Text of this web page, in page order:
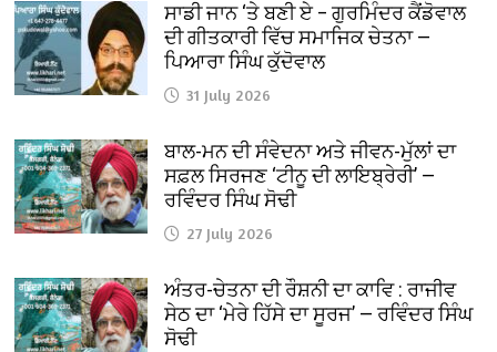
ਸਾਡੀ ਜਾਨ ‘ਤੇ ਬਣੀ ਏ – ਗੁਰਮਿੰਦਰ ਕੈਂਡੋਵਾਲ
ਦੀ ਗੀਤਕਾਰੀ ਵਿੱਚ ਸਮਾਜਿਕ ਚੇਤਨਾ —
ਪਿਆਰਾ ਸਿੰਘ ਕੁੱਦੋਵਾਲ
31 July 2026
ਬਾਲ-ਮਨ ਦੀ ਸੰਵੇਦਨਾ ਅਤੇ ਜੀਵਨ-ਮੁੱਲਾਂ ਦਾ
ਸਫ਼ਲ ਸਿਰਜਣ ‘ਟੀਨੂ ਦੀ ਲਾਇਬ੍ਰੇਰੀ’ —
ਰਵਿੰਦਰ ਸਿੰਘ ਸੋਢੀ
27 July 2026
ਅੰਤਰ-ਚੇਤਨਾ ਦੀ ਰੌਸ਼ਨੀ ਦਾ ਕਾਵਿ : ਰਾਜੀਵ
ਸੇਠ ਦਾ ‘ਮੇਰੇ ਹਿੱਸੇ ਦਾ ਸੂਰਜ’ — ਰਵਿੰਦਰ ਸਿੰਘ
ਸੋਢੀ